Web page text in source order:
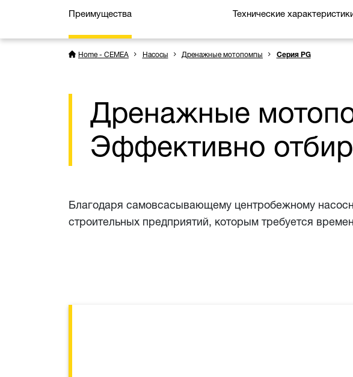
Преимущества Технические
Home - CEMEA Насосы Дренажные мотопомпы Серия PG
Дренажные
Эффективно
Благодаря самовсасывающему центробежному
строительных предприятий, которым требуется